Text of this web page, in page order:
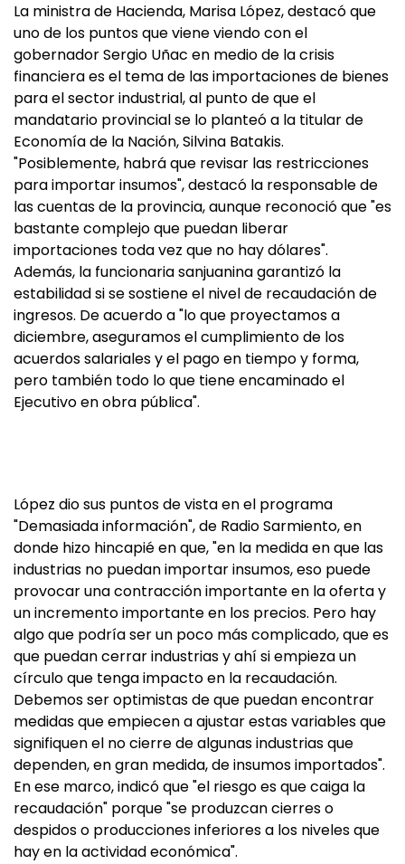
La ministra de Hacienda, Marisa López, destacó que
uno de los puntos que viene viendo con el
gobernador Sergio Uñac en medio de la crisis
financiera es el tema de las importaciones de bienes
para el sector industrial, al punto de que el
mandatario provincial se lo planteó a la titular de
Economía de la Nación, Silvina Batakis.
"Posiblemente, habrá que revisar las restricciones
para importar insumos", destacó la responsable de
las cuentas de la provincia, aunque reconoció que "es
bastante complejo que puedan liberar
importaciones toda vez que no hay dólares".
Además, la funcionaria sanjuanina garantizó la
estabilidad si se sostiene el nivel de recaudación de
ingresos. De acuerdo a "lo que proyectamos a
diciembre, aseguramos el cumplimiento de los
acuerdos salariales y el pago en tiempo y forma,
pero también todo lo que tiene encaminado el
Ejecutivo en obra pública".
López dio sus puntos de vista en el programa
"Demasiada información", de Radio Sarmiento, en
donde hizo hincapié en que, "en la medida en que las
industrias no puedan importar insumos, eso puede
provocar una contracción importante en la oferta y
un incremento importante en los precios. Pero hay
algo que podría ser un poco más complicado, que es
que puedan cerrar industrias y ahí si empieza un
círculo que tenga impacto en la recaudación.
Debemos ser optimistas de que puedan encontrar
medidas que empiecen a ajustar estas variables que
signifiquen el no cierre de algunas industrias que
dependen, en gran medida, de insumos importados".
En ese marco, indicó que "el riesgo es que caiga la
recaudación" porque "se produzcan cierres o
despidos o producciones inferiores a los niveles que
hay en la actividad económica".